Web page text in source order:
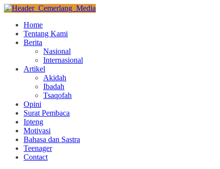
Home
Tentang Kami
Berita
Nasional
Internasional
Artikel
Akidah
Ibadah
Tsaqofah
Opini
Surat Pembaca
Ipteng
Motivasi
Bahasa dan Sastra
Teenager
Contact